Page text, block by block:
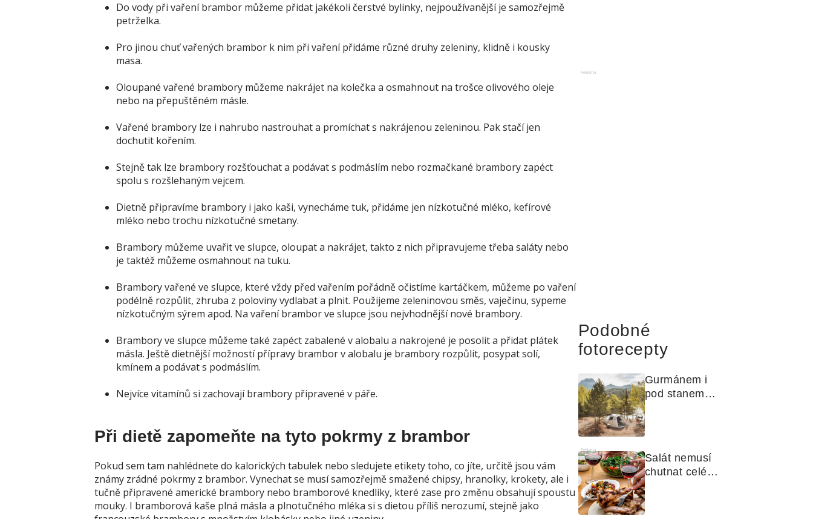
Do vody při vaření brambor můžeme přidat jakékoli čerstvé bylinky, nejpoužívanější je samozřejmě
petrželka.
Pro jinou chuť vařených brambor k nim při vaření přidáme různé druhy zeleniny, klidně i kousky
masa.
Oloupané vařené brambory můžeme nakrájet na kolečka a osmahnout na trošce olivového oleje
nebo na přepuštěném másle.
Vařené brambory lze i nahrubo nastrouhat a promíchat s nakrájenou zeleninou. Pak stačí jen
dochutit kořením.
Stejně tak lze brambory rozšťouchat a podávat s podmáslím nebo rozmačkané brambory zapéct
spolu s rozšlehaným vejcem.
Dietně připravíme brambory i jako kaši, vynecháme tuk, přidáme jen nízkotučné mléko, kefírové
mléko nebo trochu nízkotučné smetany.
Brambory můžeme uvařit ve slupce, oloupat a nakrájet, takto z nich připravujeme třeba saláty nebo
je taktéž můžeme osmahnout na tuku.
Brambory vařené ve slupce, které vždy před vařením pořádně očistíme kartáčkem, můžeme po vaření
podélně rozpůlit, zhruba z poloviny vydlabat a plnit. Použijeme zeleninovou směs, vaječinu, sypeme
nízkotučným sýrem apod. Na vaření brambor ve slupce jsou nejvhodnější nové brambory.
Brambory ve slupce můžeme také zapéct zabalené v alobalu a nakrojené je posolit a přidat plátek
másla. Ještě dietnější možností přípravy brambor v alobalu je brambory rozpůlit, posypat solí,
kmínem a podávat s podmáslím.
Nejvíce vitamínů si zachovají brambory připravené v páře.
Při dietě zapomeňte na tyto pokrmy z brambor
Pokud sem tam nahlédnete do kalorických tabulek nebo sledujete etikety toho, co jíte, určitě jsou vám
známy zrádné pokrmy z brambor. Vynechat se musí samozřejmě smažené chipsy, hranolky, krokety, ale i
tučně připravené americké brambory nebo bramborové knedlíky, které zase pro změnu obsahují spoustu
mouky. I bramborová kaše plná másla a plnotučného mléka si s dietou příliš nerozumí, stejně jako
Reklama
Podobné
fotorecepty
Gurmánem i
pod stanem?
Jak na polní
kuchyni a na
čem vařit
Reklama
Salát nemusí
chutnat celé
léto stejně.
Objevte
zálivky, které